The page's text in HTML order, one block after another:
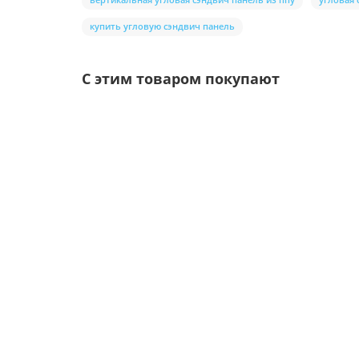
купить угловую сэндвич панель
С этим товаром покупают